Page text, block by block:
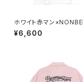
ホワイト赤マン
LLABORATION TEE
ed
¥6,600